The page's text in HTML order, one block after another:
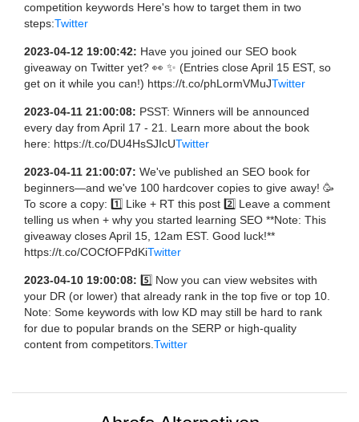
competition keywords Here's how to target them in two
steps:Twitter
2023-04-12 19:00:42: Have you joined our SEO book
giveaway on Twitter yet? 👀 ✨ (Entries close April 15 EST, so
get on it while you can!) https://t.co/phLormVMuJTwitter
2023-04-11 21:00:08: PSST: Winners will be announced
every day from April 17 - 21. Learn more about the book
here: https://t.co/DU4HsSJIcUTwitter
2023-04-11 21:00:07: We've published an SEO book for
beginners—and we've 100 hardcover copies to give away! 🥳
To score a copy: 1️⃣ Like + RT this post 2️⃣ Leave a comment
telling us when + why you started learning SEO **Note: This
giveaway closes April 15, 12am EST. Good luck!**
https://t.co/COCfOFPdKiTwitter
2023-04-10 19:00:08: 5️⃣ Now you can view websites with
your DR (or lower) that already rank in the top five or top 10.
Note: Some keywords with low KD may still be hard to rank
for due to popular brands on the SERP or high-quality
content from competitors. Twitter